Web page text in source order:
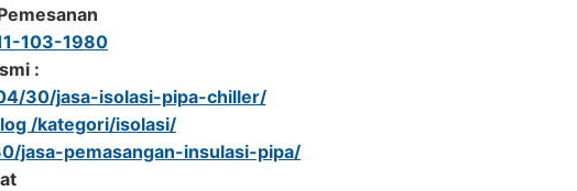
103-1980
:
30/jasa-isolasi-pipa-chiller/
/kategori/isolasi/
jasa-pemasangan-insulasi-pipa/